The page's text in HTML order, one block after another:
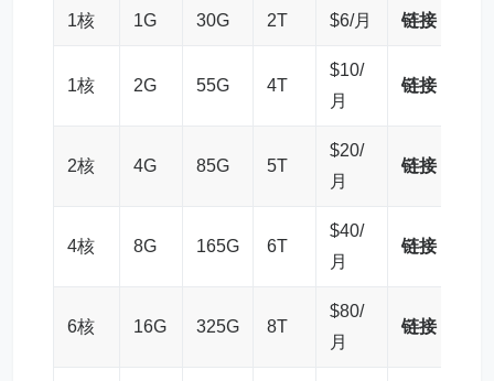
1核 1G 30G 2T $6/月 链接
1核 2G 55G 4T
$10/
月
链接
2核 4G 85G 5T
$20/
月
链接
4核 8G 165G 6T
$40/
月
链接
6核 16G 325G 8T
$80/
月
链接